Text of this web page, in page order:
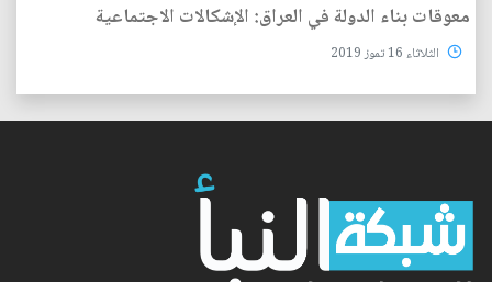
معوقات بناء الدولة في العراق: الإشكالات الاجتماعية
الثلاثاء 16 تموز 2019